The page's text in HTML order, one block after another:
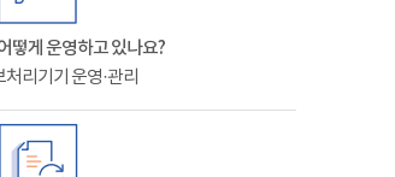
떻게 운영하고 있나요?
처리기기 운영·관리